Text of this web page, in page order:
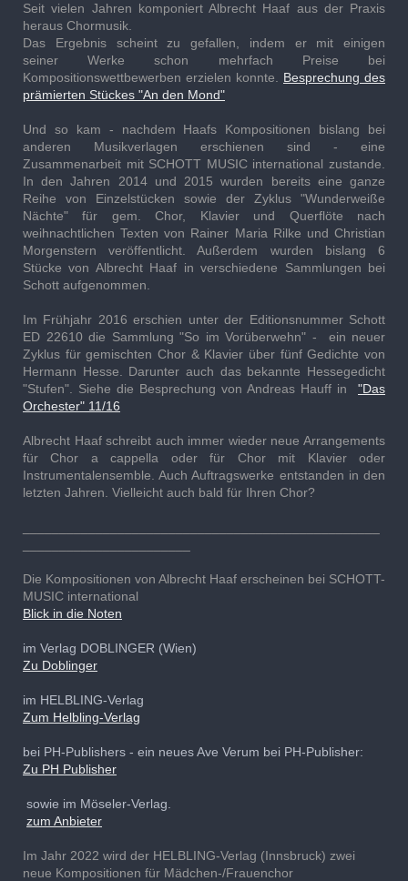
Seit vielen Jahren komponiert Albrecht Haaf aus der Praxis
heraus Chormusik.
Das Ergebnis scheint zu gefallen, indem er mit einigen
seiner Werke schon mehrfach Preise bei
Kompositionswettbewerben erzielen konnte. Besprechung des
prämierten Stückes "An den Mond"
Und so kam - nachdem Haafs Kompositionen bislang bei
anderen Musikverlagen erschienen sind - eine
Zusammenarbeit mit SCHOTT MUSIC international zustande.
In den Jahren 2014 und 2015 wurden bereits eine ganze
Reihe von Einzelstücken sowie der Zyklus "Wunderweiße
Nächte" für gem. Chor, Klavier und Querflöte nach
weihnachtlichen Texten von Rainer Maria Rilke und Christian
Morgenstern veröffentlicht. Außerdem wurden bislang 6
Stücke von Albrecht Haaf in verschiedene Sammlungen bei
Schott aufgenommen.
Im Frühjahr 2016 erschien unter der Editionsnummer Schott
ED 22610 die Sammlung "So im Vorüberwehn" - ein neuer
Zyklus für gemischten Chor & Klavier über fünf Gedichte von
Hermann Hesse. Darunter auch das bekannte Hessegedicht
"Stufen". Siehe die Besprechung von Andreas Hauff in "Das
Orchester" 11/16
Albrecht Haaf schreibt auch immer wieder neue Arrangements
für Chor a cappella oder für Chor mit Klavier oder
Instrumentalensemble. Auch Auftragswerke entstanden in den
letzten Jahren. Vielleicht auch bald für Ihren Chor?
Die Kompositionen von Albrecht Haaf erscheinen bei SCHOTT-
MUSIC international
Blick in die Noten
im Verlag DOBLINGER (Wien)
Zu Doblinger
im HELBLING-Verlag
Zum Helbling-Verlag
bei PH-Publishers - ein neues Ave Verum bei PH-Publisher:
Zu PH Publisher
sowie im Möseler-Verlag.
zum Anbieter
Im Jahr 2022 wird der HELBLING-Verlag (Innsbruck) zwei
neue Kompositionen für Mädchen-/Frauenchor